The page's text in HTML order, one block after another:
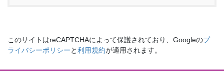
このサイトはreCAPTCHAによって保護されており、Googleのプ
ライバシーポリシーと利用規約が適用されます。